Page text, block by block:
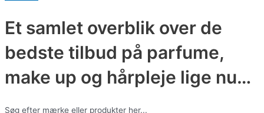
Et samlet overblik over de
bedste tilbud på parfume,
make up og hårpleje lige nu…
Søg efter mærke eller produkter her...